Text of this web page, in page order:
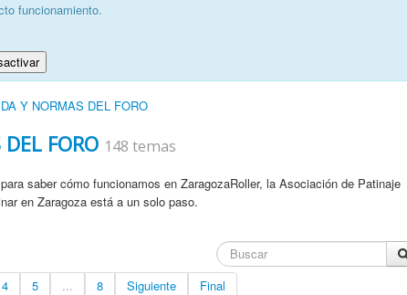
funcionamiento.
Y NORMAS DEL FORO
FORO 148 temas
saber cómo funcionamos en ZaragozaRoller, la Asociación de Patinaje
en Zaragoza está a un solo paso.
4 5 ... 8 Siguiente Final